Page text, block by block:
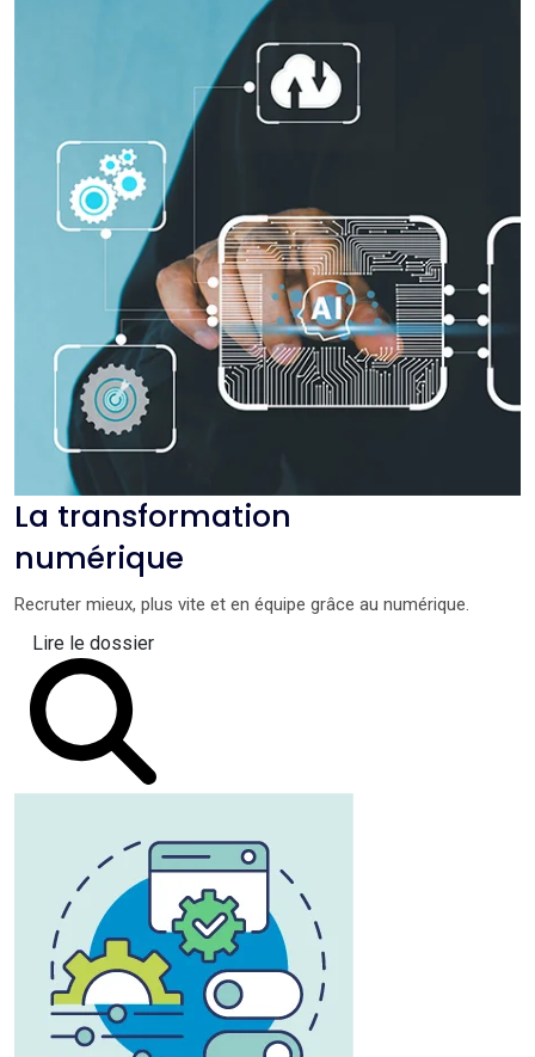
La transformation
numérique
Recruter mieux, plus vite et en équipe grâce au numérique.
Lire le dossier